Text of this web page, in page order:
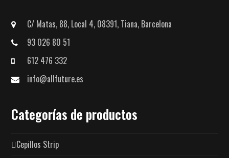
C/ Matas, 88, Local 4, 08391, Tiana, Barcelona
93 026 80 51
612 476 332
info@allfuture.es
Categorías de productos
Cepillos Strip